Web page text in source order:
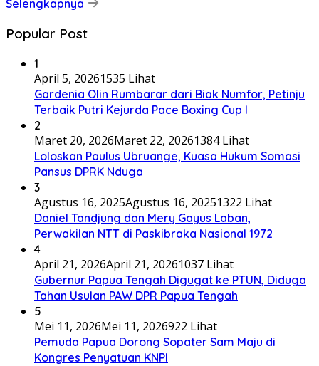
Selengkapnya
Popular Post
1
April 5, 20261535 Lihat
Gardenia Olin Rumbarar dari Biak Numfor, Petinju
Terbaik Putri Kejurda Pace Boxing Cup I
2
Maret 20, 2026Maret 22, 20261384 Lihat
Loloskan Paulus Ubruange, Kuasa Hukum Somasi
Pansus DPRK Nduga
3
Agustus 16, 2025Agustus 16, 20251322 Lihat
Daniel Tandjung dan Mery Gayus Laban,
Perwakilan NTT di Paskibraka Nasional 1972
4
April 21, 2026April 21, 20261037 Lihat
Gubernur Papua Tengah Digugat ke PTUN, Diduga
Tahan Usulan PAW DPR Papua Tengah
5
Mei 11, 2026Mei 11, 2026922 Lihat
Pemuda Papua Dorong Sopater Sam Maju di
Kongres Penyatuan KNPI